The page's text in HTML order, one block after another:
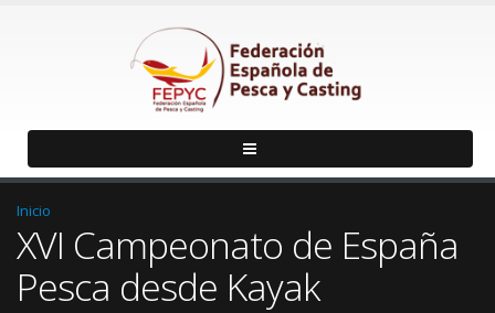
Inicio
XVI Campeonato de España
Pesca desde Kayak